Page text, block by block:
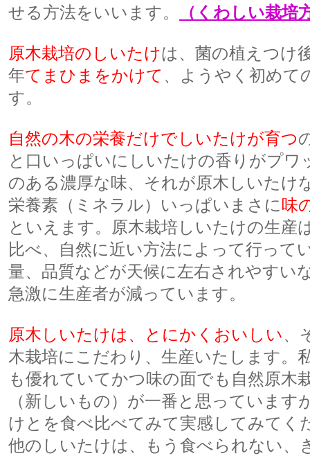
せる方法をいいます。
（くわしい栽培
原木栽培のしいたけは、菌の植えつけ
年てまひまをかけて 、ようやく初めて
す。
自然の木の栄養だけでしいたけが育つ
と口いっぱいにしいたけの香りがプワ
のある濃厚な味、それが原木しいたけ
栄養素（ミネラル）いっぱいまさに味
といえます。原木栽培しいたけの生産
比べ、自然に近い方法によって行って
量、品質などが天候に左右されやすい
急激に生産者が減っています。
原木しいたけは、とにかくおいしい、
木栽培にこだわり、生産いたします。
も優れていてかつ味の面でも自然原木
（新しいもの）が一番と思っています
けとを食べ比べてみて実感してみてく
他のしいたけは、もう食べられない、